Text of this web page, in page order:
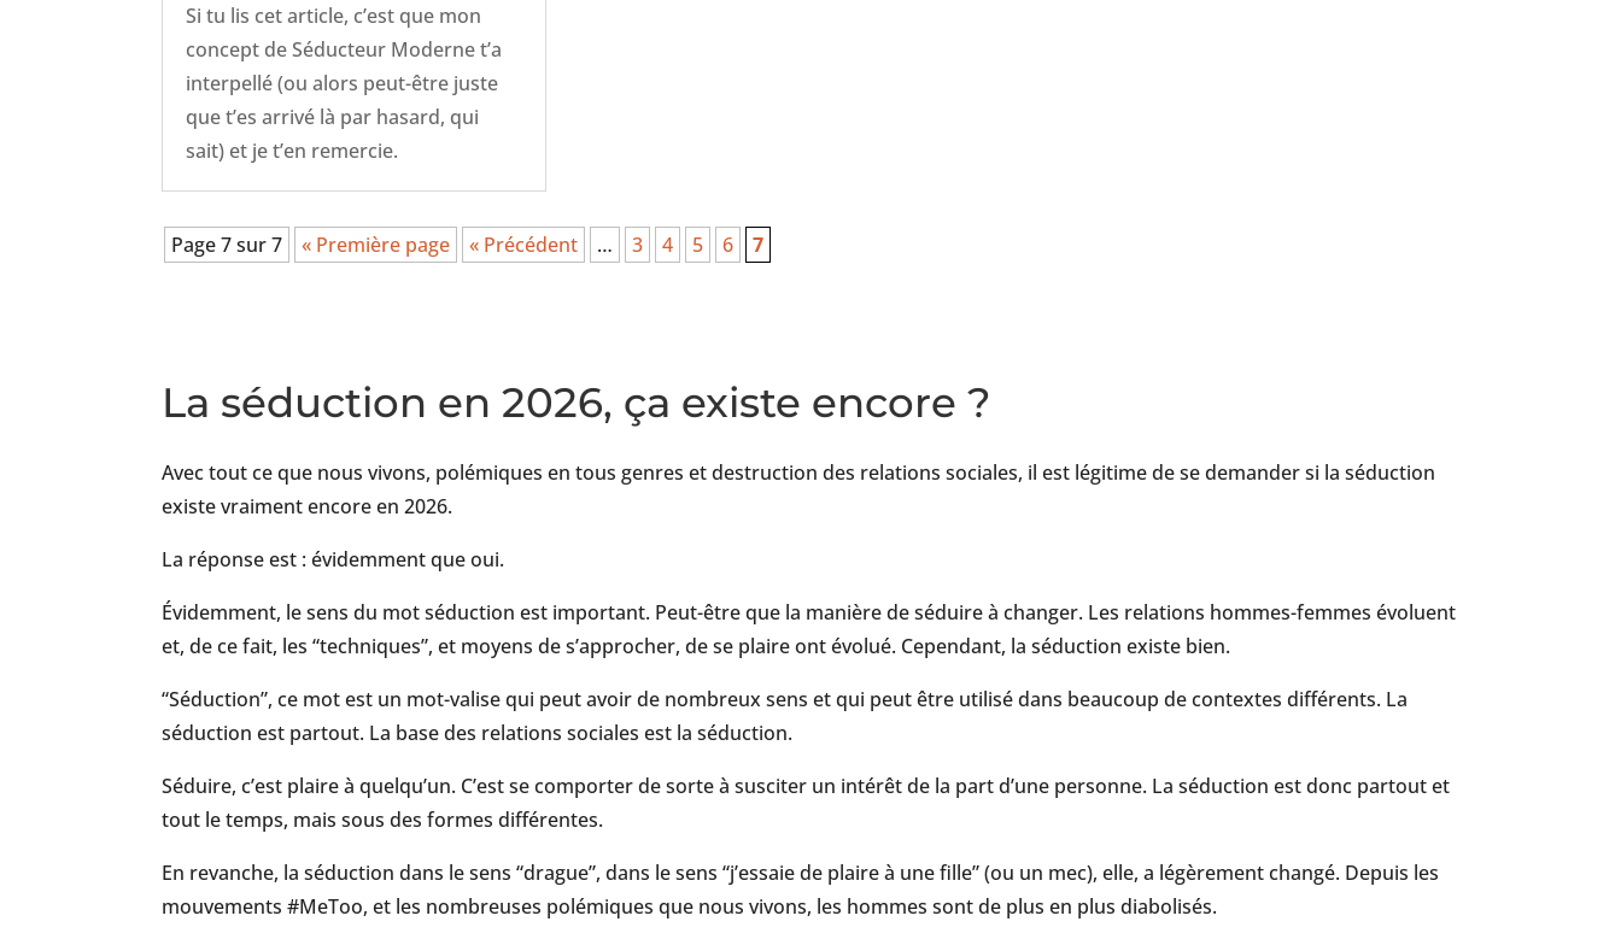
Si tu lis cet article, c’est que mon
concept de Séducteur Moderne t’a
interpellé (ou alors peut-être juste
que t’es arrivé là par hasard, qui
sait) et je t’en remercie.
Page 7 sur 7 « Première page « Précédent … 3 4 5 6 7
La séduction en 2026, ça existe encore ?
Avec tout ce que nous vivons, polémiques en tous genres et destruction des relations sociales, il est légitime de se demander si la séduction
existe vraiment encore en 2026.
La réponse est : évidemment que oui.
Évidemment, le sens du mot séduction est important. Peut-être que la manière de séduire à changer. Les relations hommes-femmes évoluent
et, de ce fait, les “techniques”, et moyens de s’approcher, de se plaire ont évolué. Cependant, la séduction existe bien.
“Séduction”, ce mot est un mot-valise qui peut avoir de nombreux sens et qui peut être utilisé dans beaucoup de contextes différents. La
séduction est partout. La base des relations sociales est la séduction.
Séduire, c’est plaire à quelqu’un. C’est se comporter de sorte à susciter un intérêt de la part d’une personne. La séduction est donc partout et
tout le temps, mais sous des formes différentes.
En revanche, la séduction dans le sens “drague”, dans le sens “j’essaie de plaire à une fille” (ou un mec), elle, a légèrement changé. Depuis les
mouvements #MeToo, et les nombreuses polémiques que nous vivons, les hommes sont de plus en plus diabolisés.